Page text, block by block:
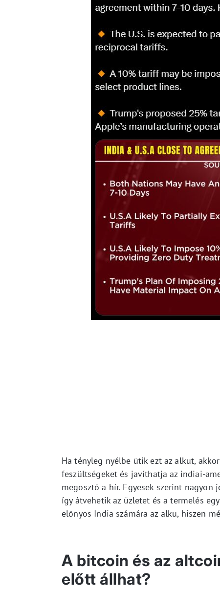
Ha tényleg nyélbe ütik ezt az alkut,
feszültségeket és javíthatja az indiai-
megosztó a hír. Egyesek szerint
így átvehetik az üzletet és a termelés
előnyös India számára az alku, hiszen
A bitcoin és az
előtt állhat?